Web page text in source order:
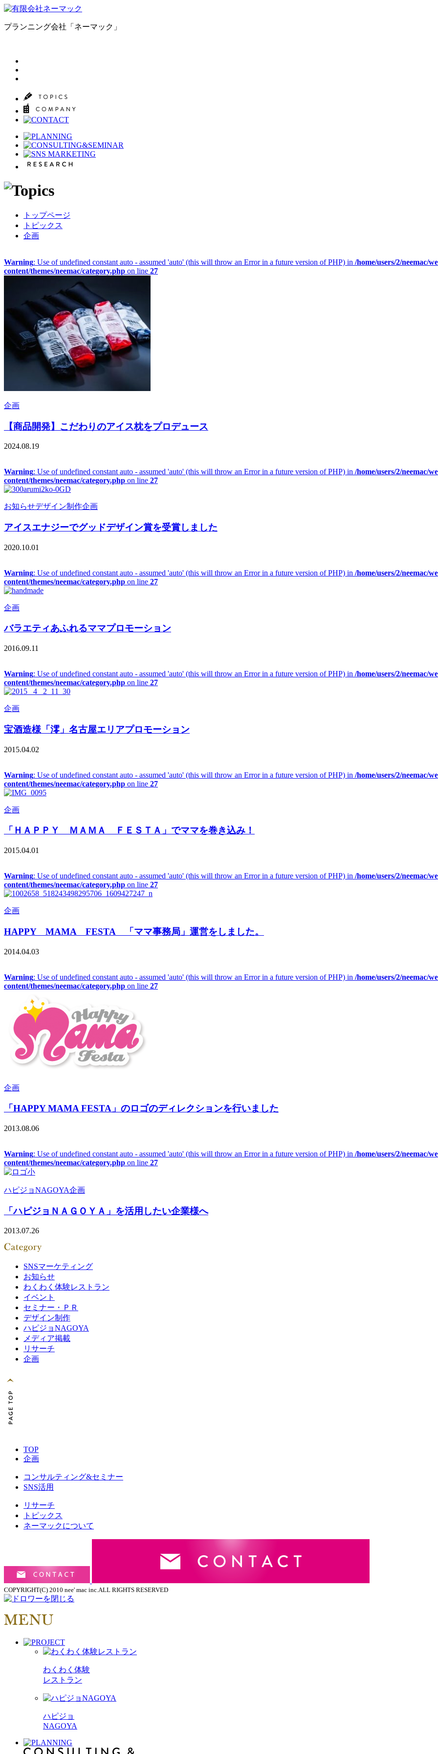
プランニング会社「ネーマック」
トップページ
トピックス
企画
Warning: Use of undefined constant auto - assumed 'auto' (this will throw an Error in a future version of PHP) in /home/users/2/neemac/
content/themes/neemac/category.php on line 27
企画
【商品開発】こだわりのアイス枕をプロデュース
2024.08.19
Warning: Use of undefined constant auto - assumed 'auto' (this will throw an Error in a future version of PHP) in /home/users/2/neemac/
content/themes/neemac/category.php on line 27
お知らせデザイン制作企画
アイスエナジーでグッドデザイン賞を受賞しました
2020.10.01
Warning: Use of undefined constant auto - assumed 'auto' (this will throw an Error in a future version of PHP) in /home/users/2/neemac/
content/themes/neemac/category.php on line 27
企画
バラエティあふれるママプロモーション
2016.09.11
Warning: Use of undefined constant auto - assumed 'auto' (this will throw an Error in a future version of PHP) in /home/users/2/neemac/
content/themes/neemac/category.php on line 27
企画
宝酒造様「澪」名古屋エリアプロモーション
2015.04.02
Warning: Use of undefined constant auto - assumed 'auto' (this will throw an Error in a future version of PHP) in /home/users/2/neemac/
content/themes/neemac/category.php on line 27
企画
「ＨＡＰＰＹ ＭＡＭＡ ＦＥＳＴＡ」でママを巻き込み！
2015.04.01
Warning: Use of undefined constant auto - assumed 'auto' (this will throw an Error in a future version of PHP) in /home/users/2/neemac/
content/themes/neemac/category.php on line 27
企画
HAPPY MAMA FESTA 「ママ事務局」運営をしました。
2014.04.03
Warning: Use of undefined constant auto - assumed 'auto' (this will throw an Error in a future version of PHP) in /home/users/2/neemac/
content/themes/neemac/category.php on line 27
企画
「HAPPY MAMA FESTA」のロゴのディレクションを行いました
2013.08.06
Warning: Use of undefined constant auto - assumed 'auto' (this will throw an Error in a future version of PHP) in /home/users/2/neemac/
content/themes/neemac/category.php on line 27
ハピジョNAGOYA企画
「ハピジョＮＡＧＯＹＡ」を活用したい企業様へ
2013.07.26
SNSマーケティング
お知らせ
わくわく体験レストラン
イベント
セミナー・ＰＲ
デザイン制作
ハピジョNAGOYA
メディア掲載
リサーチ
企画
TOP
企画
コンサルティング&セミナー
SNS活用
リサーチ
トピックス
ネーマックについて
COPYRIGHT(C) 2010 nee' mac inc.ALL RIGHTS RESERVED
わくわく体験
レストラン
ハピジョ
NAGOYA